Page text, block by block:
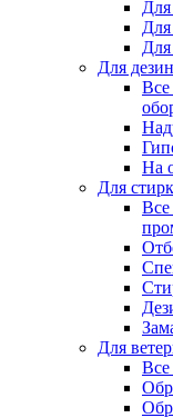
Для
Для
Для
Все
На
Для
Все
Для
Все